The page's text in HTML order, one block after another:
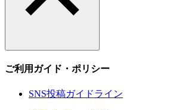
ご利用ガイド・ポリシー
SNS投稿ガイドライン